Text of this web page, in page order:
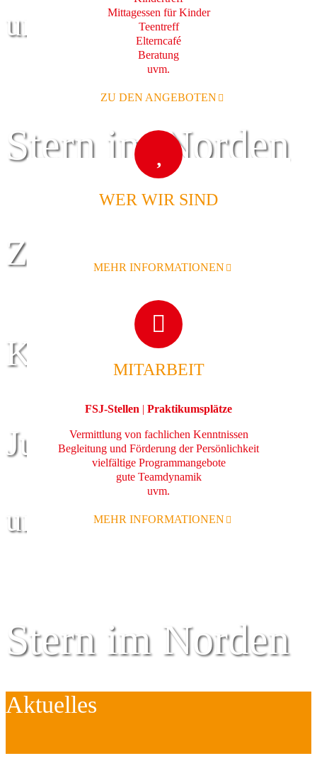
und Familie
Stern im Norden
Zentrum für
Kinder
Jugend
und Familie
Stern im Norden
Zentrum für
Mittagessen für Kinder
Teentreff
Elterncafé
Beratung
uvm.
ZU DEN ANGEBOTEN
WER WIR SIND
MEHR INFORMATIONEN
MITARBEIT
FSJ-Stellen | Praktikumsplätze
Vermittlung von fachlichen Kenntnissen
Begleitung und Förderung der Persönlichkeit
vielfältige Programmangebote
gute Teamdynamik
uvm.
MEHR INFORMATIONEN
Aktuelles